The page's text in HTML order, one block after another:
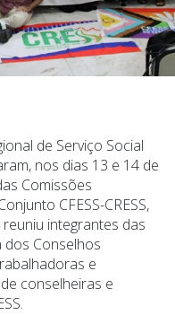
de Serviço Social
nos dias 13 e 14 de
Comissões
CFESS-CRESS,
integrantes das
dos Conselhos
e
conselheiras e